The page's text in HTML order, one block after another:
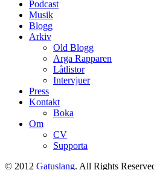
Podcast
Musik
Blogg
Arkiv
Old Blogg
Arga Rapparen
Låtlistor
Intervjuer
Press
Kontakt
Boka
Om
CV
Supporta
© 2012 Gatuslang. All Rights